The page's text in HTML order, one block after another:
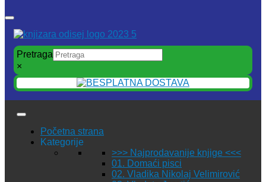
Pretraga
×
Početna strana
Kategorije
>>> Najprodavanije knjige <<<
01. Domaći pisci
02. Vladika Nikolaj Velimirović